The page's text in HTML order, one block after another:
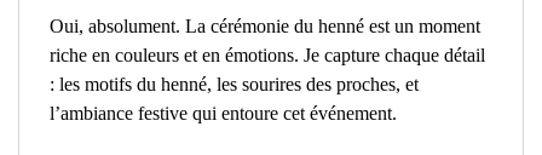
Oui, absolument. La cérémonie du henné est un moment
riche en couleurs et en émotions. Je capture chaque détail
: les motifs du henné, les sourires des proches, et
l’ambiance festive qui entoure cet événement.